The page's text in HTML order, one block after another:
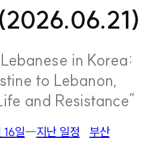
in Korea:
to Lebanon,
and Resistance”
일―지난 일정 부산